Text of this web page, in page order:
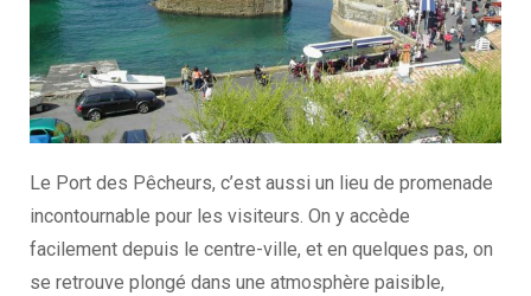
Le Port des Pêcheurs, c’est aussi un lieu de promenade
incontournable pour les visiteurs. On y accède
facilement depuis le centre-ville, et en quelques pas, on
se retrouve plongé dans une atmosphère paisible,